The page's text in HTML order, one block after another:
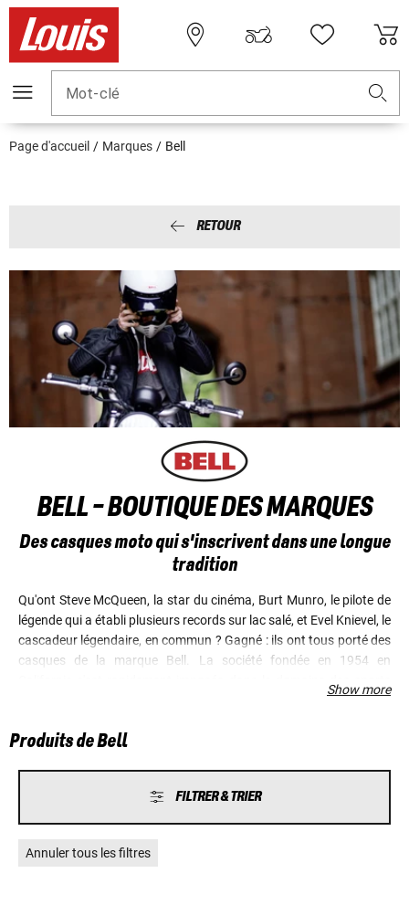
Mot-clé
Page d'accueil Marques Bell
RETOUR
BELL - BOUTIQUE DES MARQUES
Des casques moto qui s'inscrivent dans une longue
tradition
Qu'ont Steve McQueen, la star du cinéma, Burt Munro, le pilote de
légende qui a établi plusieurs records sur lac salé, et Evel Knievel, le
cascadeur légendaire, en commun ? Gagné : ils ont tous porté des
casques de la marque Bell. La société fondée en 1954 en
motorisés. Dans les années 70, époque à laquelle la moto a connu
nec plus ultra : tout bon motard qui se respectait portait un
d'effet protecteur, mais qui, pour le reste, sont les copies
conformes des casques historiques. Il ne s'agit pas de casques au
Show more
Produits de Bell
FILTRER & TRIER
Annuler tous les filtres